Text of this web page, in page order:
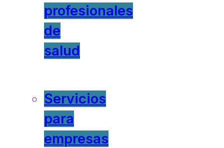
profesionales
de
salud
Servicios
para
empresas